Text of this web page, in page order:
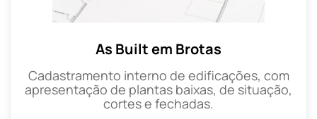
As Built em Brotas
Cadastramento interno de edificações, com
apresentação de plantas baixas, de situação,
cortes e fechadas.